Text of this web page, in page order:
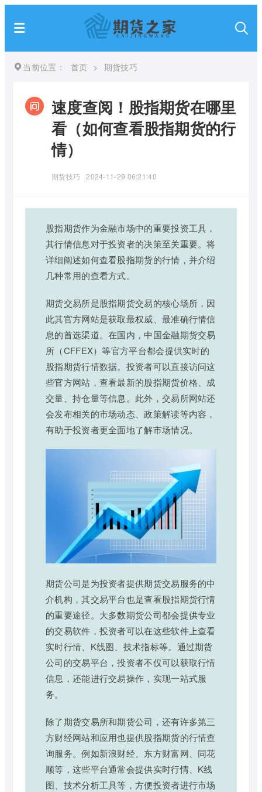
当前位置： 首页 > 期货技巧
速度查阅！股指期货在哪里
看（如何查看股指期货的行
情）
期货技巧 2024-11-29 06:21:40
股指期货作为金融市场中的重要投资工具，
其行情信息对于投资者的决策至关重要。将
详细阐述如何查看股指期货的行情，并介绍
几种常用的查看方式。
期货交易所是股指期货交易的核心场所，因
此其官方网站是获取最权威、最准确行情信
息的首选渠道。在国内，中国金融期货交易
所（CFFEX）等官方平台都会提供实时的
股指期货行情数据。投资者可以直接访问这
些官方网站，查看最新的股指期货价格、成
交量、持仓量等信息。此外，交易所网站还
会发布相关的市场动态、政策解读等内容，
有助于投资者更全面地了解市场情况。
期货公司是为投资者提供期货交易服务的中
介机构，其交易平台也是查看股指期货行情
的重要途径。大多数期货公司都会提供专业
的交易软件，投资者可以在这些软件上查看
实时行情、K线图、技术指标等。通过期货
公司的交易平台，投资者不仅可以获取行情
信息，还能进行交易操作，实现一站式服
务。
除了期货交易所和期货公司，还有许多第三
方财经网站和应用也提供股指期货的行情查
询服务。例如新浪财经、东方财富网、同花
顺等，这些平台通常会提供实时行情、K线
图、技术分析工具等，方便投资者进行市场